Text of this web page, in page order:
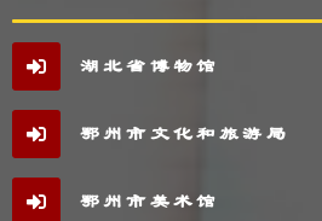
湖北省博物馆
鄂州市文化和旅游局
鄂州市美术馆